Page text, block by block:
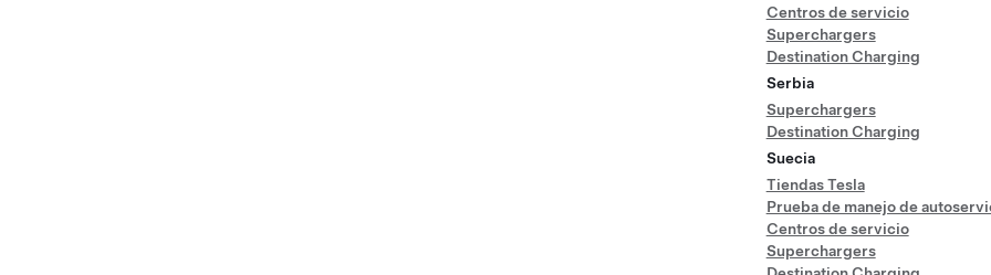
Centros de servicio
Superchargers
Destination Charging
Serbia
Superchargers
Destination Charging
Suecia
Tiendas Tesla
Prueba de manejo de
Centros de servicio
Superchargers